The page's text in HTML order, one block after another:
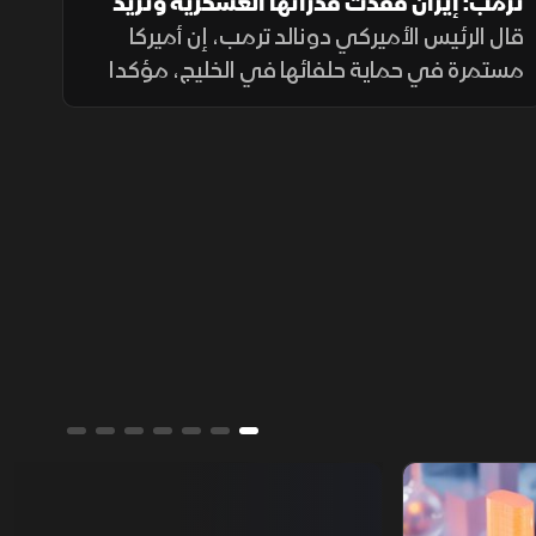
الاتفاق
قال الرئيس الأميركي دونالد ترمب، إن أميركا
مستمرة في حماية حلفائها في الخليج، مؤكدا
تراجع القدرات العسكرية الإيرانية وأن طهران